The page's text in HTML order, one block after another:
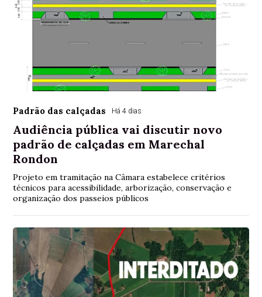
Padrão das calçadas Há 4 dias
Audiência pública vai discutir novo
padrão de calçadas em Marechal
Rondon
Projeto em tramitação na Câmara estabelece critérios
técnicos para acessibilidade, arborização, conservação e
organização dos passeios públicos